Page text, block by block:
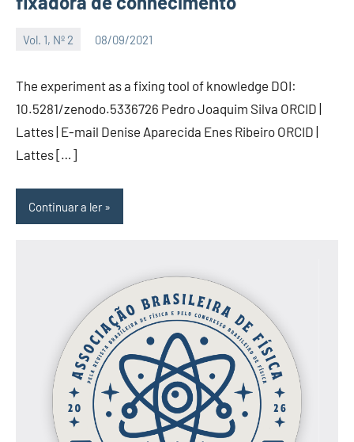
Vol. 1, Nº 2 08/09/2021
The experiment as a fixing tool of knowledge DOI:
10.5281/zenodo.5336726 Pedro Joaquim Silva ORCID |
Lattes | E-mail Denise Aparecida Enes Ribeiro ORCID |
Lattes […]
Continuar a ler